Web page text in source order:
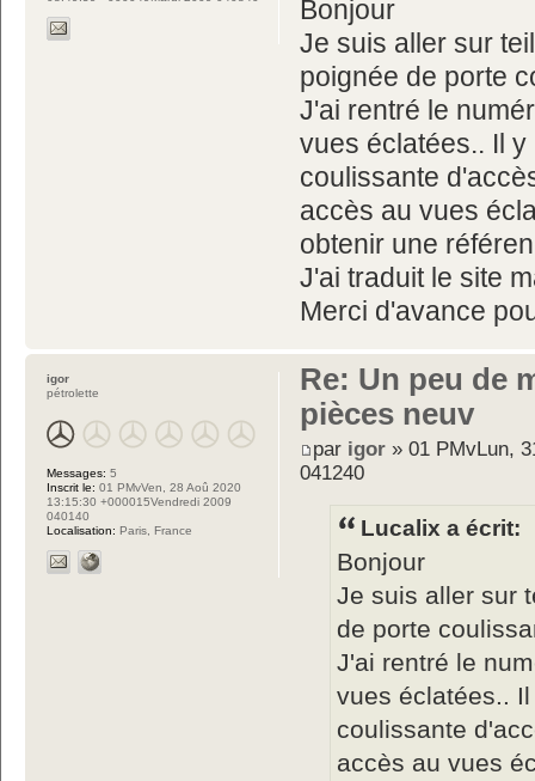
Bonjour
Je suis aller sur
poignée de porte
J'ai rentré le
vues éclatées.. Il
coulissante
accès au vues
obtenir une
J'ai traduit le site
Merci d'avance
Re: Un peu de
pièces neuv
par igor » 01 PMvLun,
041240
Lucalix a écrit:
Bonjour
Je suis aller sur
de porte
J'ai rentré le
vues éclatées..
coulissante
accès au vues
igor
pétrolette
Messages: 5
Inscrit le: 01 PMvVen, 28 Aoû 2020
13:15:30 +000015Vendredi 2009
040140
Localisation: Paris, France